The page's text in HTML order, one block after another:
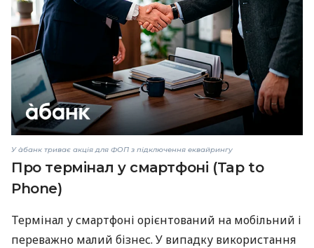
У àбанк триває акція для ФОП з підключення еквайрингу
Про термінал у смартфоні (Tap to
Phone)
Термінал у смартфоні орієнтований на мобільний і
переважно малий бізнес. У випадку використання